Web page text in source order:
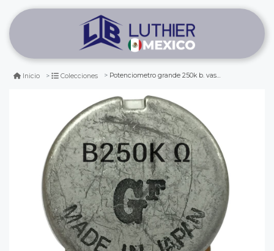
Inicio Colecciones Potenciometro grande 250k b. vastago largo